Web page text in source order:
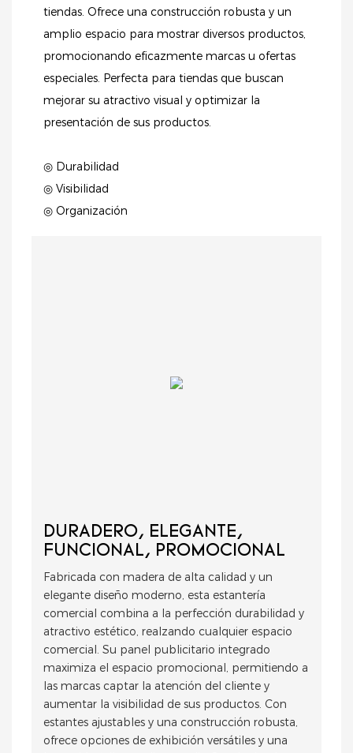
tiendas. Ofrece una construcción robusta y un
amplio espacio para mostrar diversos productos,
promocionando eficazmente marcas u ofertas
especiales. Perfecta para tiendas que buscan
mejorar su atractivo visual y optimizar la
presentación de sus productos.
◎ Durabilidad
◎ Visibilidad
◎ Organización
DURADERO, ELEGANTE,
FUNCIONAL, PROMOCIONAL
Fabricada con madera de alta calidad y un
elegante diseño moderno, esta estantería
comercial combina a la perfección durabilidad y
atractivo estético, realzando cualquier espacio
comercial. Su panel publicitario integrado
maximiza el espacio promocional, permitiendo a
las marcas captar la atención del cliente y
aumentar la visibilidad de sus productos. Con
estantes ajustables y una construcción robusta,
ofrece opciones de exhibición versátiles y una